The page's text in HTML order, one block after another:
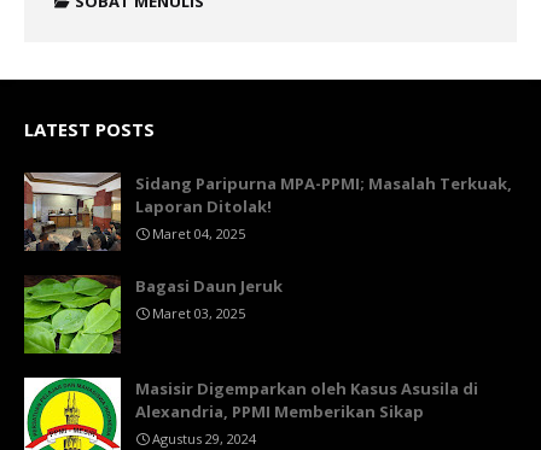
LATEST POSTS
Sidang Paripurna MPA-PPMI; Masalah Terkuak,
Laporan Ditolak!
Maret 04, 2025
Bagasi Daun Jeruk
Maret 03, 2025
Masisir Digemparkan oleh Kasus Asusila di
Alexandria, PPMI Memberikan Sikap
Agustus 29, 2024